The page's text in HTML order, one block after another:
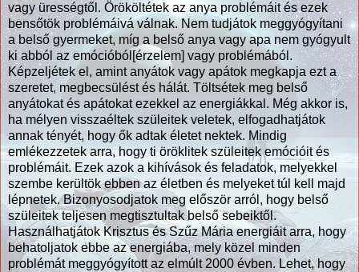
vagy ürességtől. Örököltétek az anya problémáit és ezek
bensőtök problémáivá válnak. Nem tudjátok meggyógyítani
a belső gyermeket, míg a belső anya vagy apa nem gyógyult
ki abból az emócióból[érzelem] vagy problémából.
Képzeljétek el, amint anyátok vagy apátok megkapja ezt a
szeretet, megbecsülést és hálát. Töltsétek meg belső
anyátokat és apátokat ezekkel az energiákkal. Még akkor is,
ha mélyen visszaéltek szüleitek veletek, elfogadhatjátok
annak tényét, hogy ők adtak életet nektek. Mindig
emlékezzetek arra, hogy ti öröklitek szüleitek emócióit és
problémáit. Ezek azok a kihívások és feladatok, melyekkel
szembe kerültök ebben az életben és melyeket túl kell majd
lépnetek. Bizonyosodjatok meg először arról, hogy belső
szüleitek teljesen megtisztultak belső sebeiktől.
Használhatjátok Krisztus és Szűz Mária energiáit arra, hogy
behatoljatok ebbe az energiába, mely közel minden
problémát meggyógyított az elmúlt 2000 évben. Lehet, hogy